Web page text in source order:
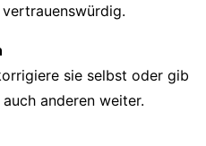
vertrauenswürdig.
sie selbst oder gib
anderen weiter.